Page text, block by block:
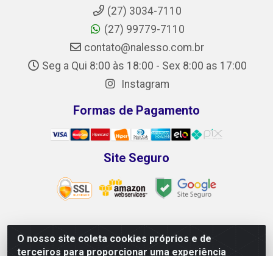
O nosso site coleta cookies próprios e de
terceiros para proporcionar uma experiência
(27) 3034-7110
(27) 99779-7110
contato@nalesso.com.br
Seg a Qui 8:00 às 18:00 - Sex 8:00 as 17:00
Instagram
Formas de Pagamento
Site Seguro
NALESSO DISTRIBUIDORA DE AUTO PEÇAS LTDA -